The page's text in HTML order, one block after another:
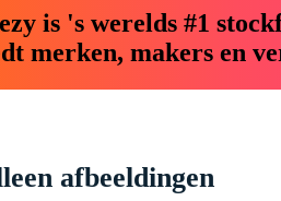
is 's werelds #1
merken, makers en
afbeeldingen